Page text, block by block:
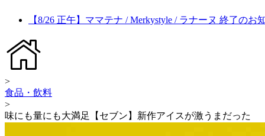
【8/26 正午】ママテナ / Merkystyle / ラナーヌ 終了のお
>
食品・飲料
>
味にも量にも大満足【セブン】新作アイスが激うまだった